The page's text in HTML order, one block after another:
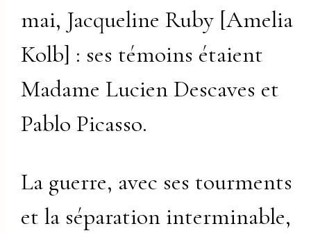
mai, Jacqueline Ruby [Amelia
Kolb] : ses témoins étaient
Madame Lucien Descaves et
Pablo Picasso.
La guerre, avec ses tourments
et la séparation interminable,